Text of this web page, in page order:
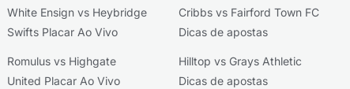
White Ensign vs Heybridge
Swifts Placar Ao Vivo
Romulus vs Highgate
United Placar Ao Vivo
Cribbs vs Fairford Town FC
Dicas de apostas
Hilltop vs Grays Athletic
Dicas de apostas